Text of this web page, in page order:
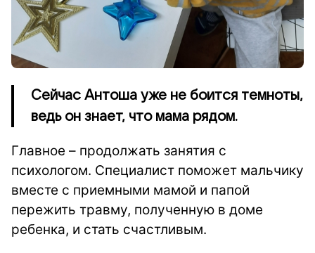
Сейчас Антоша уже не боится темноты,
ведь он знает, что мама рядом.
Главное – продолжать занятия с
психологом. Специалист поможет мальчику
вместе с приемными мамой и папой
пережить травму, полученную в доме
ребенка, и стать счастливым.